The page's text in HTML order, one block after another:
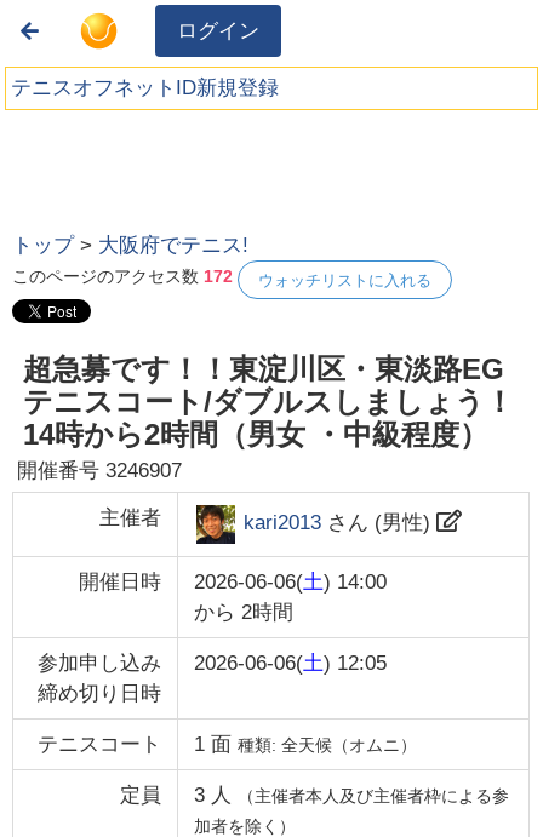
ログイン
テニスオフネットID新規登録
トップ > 大阪府でテニス!
このページのアクセス数 172 ウォッチリストに入れる
超急募です！！東淀川区・東淡路EG
テニスコート/ダブルスしましょう！
14時から2時間（男女 ・中級程度）
開催番号3246907
主催者 kari2013さん (男性)
開催日時 2026-06-06(土) 14:00
から 2時間
参加申し込み
締め切り日時
2026-06-06(土) 12:05
テニスコート 1面 種類: 全天候（オムニ）
定員 3 人
（主催者本人及び主催者枠による参
加者を除く）